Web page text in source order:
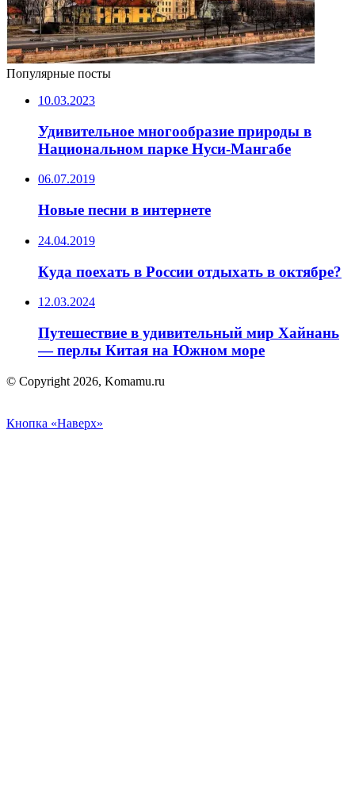
Популярные посты
10.03.2023
Удивительное многообразие природы в
Национальном парке Нуси-Мангабе
06.07.2019
Новые песни в интернете
24.04.2019
Куда поехать в России отдыхать в октябре?
12.03.2024
Путешествие в удивительный мир Хайнань
— перлы Китая на Южном море
© Copyright 2026, Komamu.ru
Кнопка «Наверх»